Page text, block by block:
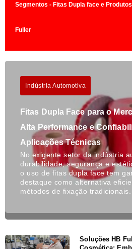
Segmentos - Fitas Dupla face e
Fuller
Indústria Automotiva
Fitas Dupla Face para o
Alta Performance e
Aplicações Técnicas
No exigente setor da indústria
durabilidade, segurança e
o uso de fitas dupla face tem
destaque como alternativa
métodos de fixação
Soluções HB